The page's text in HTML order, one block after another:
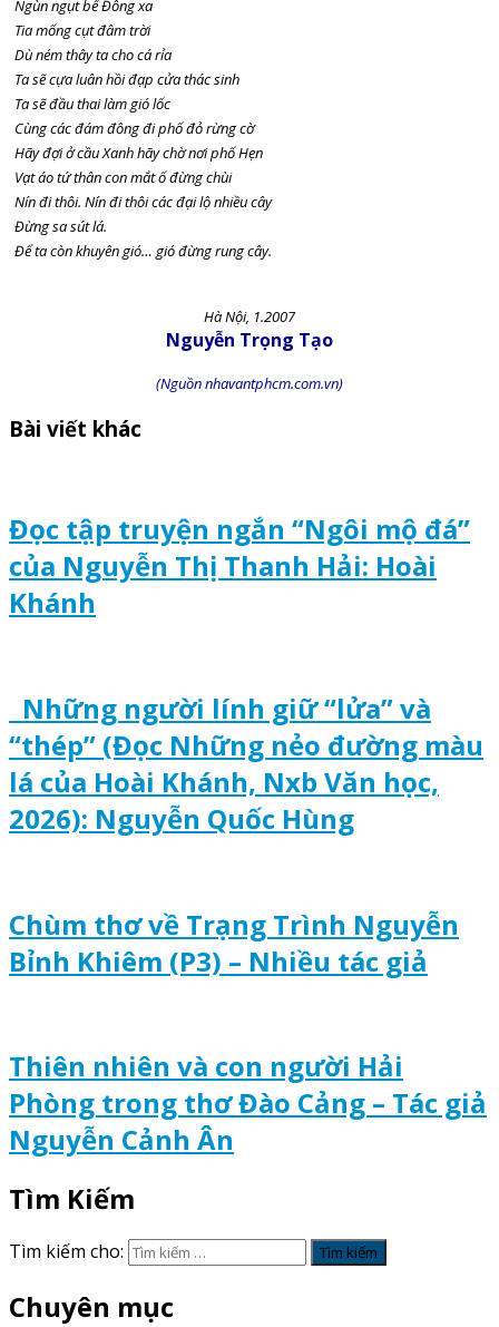
Ngùn ngụt bể Đông xa
Tia mống cụt đâm trời
Dù ném thây ta cho cá rỉa
Ta sẽ cựa luân hồi đạp cửa thác sinh
Ta sẽ đầu thai làm gió lốc
Cùng các đám đông đi phố đỏ rừng cờ
Hãy đợi ở cầu Xanh hãy chờ nơi phố Hẹn
Vạt áo tứ thân con mắt ố đừng chùi
Nín đi thôi. Nín đi thôi các đại lộ nhiều cây
Đừng sa sút lá.
Để ta còn khuyên gió… gió đừng rung cây.
Hà Nội, 1.2007
Nguyễn Trọng Tạo
(Nguồn nhavantphcm.com.vn)
Bài viết khác
Đọc tập truyện ngắn “Ngôi mộ đá”
của Nguyễn Thị Thanh Hải: Hoài
Khánh
Những người lính giữ “lửa” và
“thép” (Đọc Những nẻo đường màu
lá của Hoài Khánh, Nxb Văn học,
2026): Nguyễn Quốc Hùng
Chùm thơ về Trạng Trình Nguyễn
Bỉnh Khiêm (P3) – Nhiều tác giả
Thiên nhiên và con người Hải
Phòng trong thơ Đào Cảng – Tác giả
Nguyễn Cảnh Ân
Tìm Kiếm
Tìm kiếm cho:
Chuyên mục